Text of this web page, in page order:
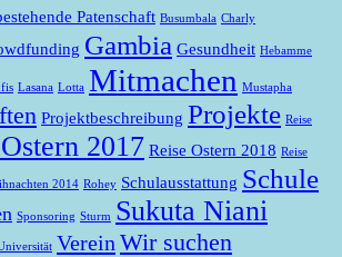
Patenschaft Busumbala Charly
Gambia Gesundheit Hebamme
Lasana Lotta Mitmachen Mustapha
Projektbeschreibung Projekte Reise
2017 Reise Ostern 2018 Reise
2014 Rohey Schulausstattung Schule
Sponsoring Sturm Sukuta Niani
Verein Wir suchen